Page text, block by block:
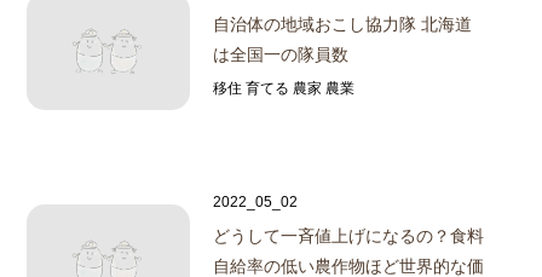
自治体の地域おこし協力隊 北海道
は全国一の隊員数
移住 育てる 農家 農業
2022_05_02
どうして一斉値上げになるの？食料
自給率の低い農作物ほど世界的な価